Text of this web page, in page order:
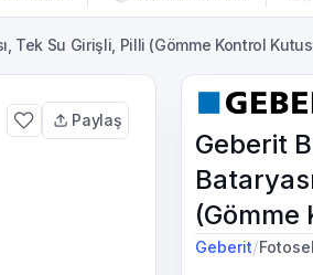
Tek Su Girişli, Pilli (Gömme Kontrol
Paylaş
Geberit
Geberit/